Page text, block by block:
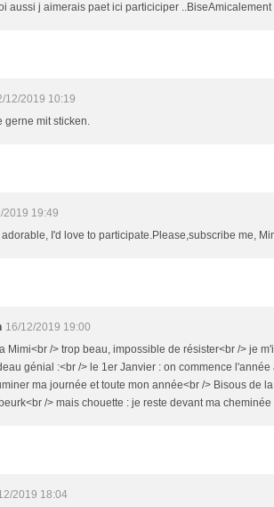
aussi j aimerais paet ici particiciper
12/2019 10:19
gerne mit sticken.
2019 19:49
I'd love to participate.Please,subscribe me,
16/12/2019 19:00
Mimi<br /> trop beau, impossible de résister<br /> je
génial :<br /> le 1er Janvier : on commence
ma journée et toute mon année<br /> Bisous de
/> mais chouette : je reste devant ma cheminée
2019 18:04